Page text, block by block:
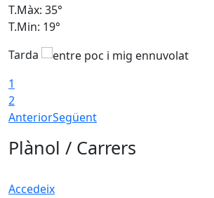
T.Màx: 35°
T.Min: 19°
Tarda
1
2
AnteriorSegüent
Plànol / Carrers
Accedeix